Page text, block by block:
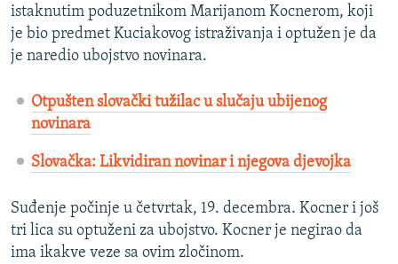
istaknutim poduzetnikom Marijanom Kocnerom, koji
je bio predmet Kuciakovog istraživanja i optužen je da
je naredio ubojstvo novinara.
Otpušten slovački tužilac u slučaju ubijenog
novinara
Slovačka: Likvidiran novinar i njegova djevojka
Suđenje počinje u četvrtak, 19. decembra. Kocner i još
tri lica su optuženi za ubojstvo. Kocner je negirao da
ima ikakve veze sa ovim zločinom.